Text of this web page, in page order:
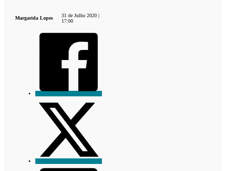
Margarida Lopes
31 de Julho 2020 |
17:00